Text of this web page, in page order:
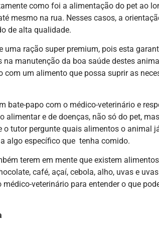
como foi a alimentação do pet ao
mesmo na rua. Nesses casos, a
de alta qualidade.
uma ração super premium, pois esta
manutenção da boa saúde destes
com um alimento que possa suprir as
bate-papo com o médico-veterinário e
alimentar e de doenças, não só do pet,
o tutor pergunte quais alimentos o animal
algo específico que tenha comido.
terem em mente que existem
café, açaí, cebola, alho, uvas e
veterinário para entender o que